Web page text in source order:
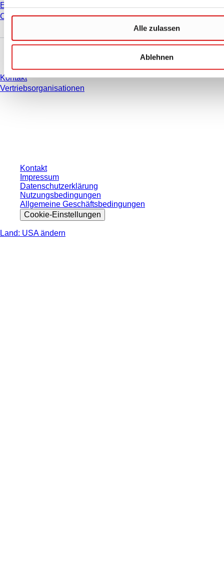
Alle zulassen
Ablehnen
Einkauf und Logistik
Compliance
Kontakt
Vertriebsorganisationen
Kontakt
Impressum
Datenschutzerklärung
Nutzungsbedingungen
Allgemeine Geschäftsbedingungen
Cookie-Einstellungen
Land: USA ändern